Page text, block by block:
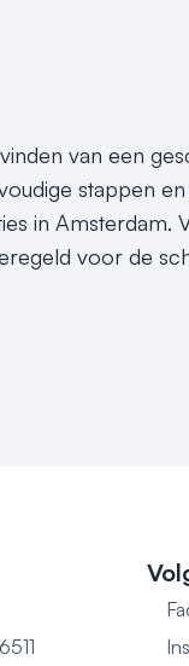
van een
stappen
in Amsterdam.
voor de